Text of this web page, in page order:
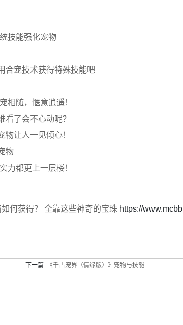
技能强化宠物
合宠技术获得特殊技能吧
相随，惬意逍遥！
看了会不心动呢？
物让人一见倾心！
物
力都更上一层楼！
何获得？ 全靠这些神奇的宝珠 https://www.mcbb
下一篇: 《千古宠界（情缘版）》宠物与技能...